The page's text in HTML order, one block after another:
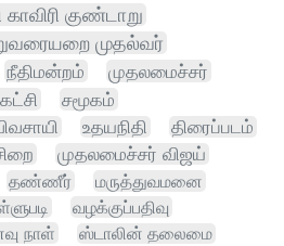
குண்டாறு
முதல்வர்
நீதிமன்றம்
முதலமைச்சர்
சமூகம்
உதயநிதி
திரைப்படம்
முதலமைச்சர் விஜய்
தண்ணீர்
மருத்துவமனை
வழக்குப்பதிவு
நாள்
ஸ்டாலின் தலைமை